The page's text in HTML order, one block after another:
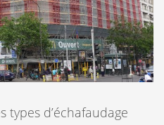
types d’échafaudage